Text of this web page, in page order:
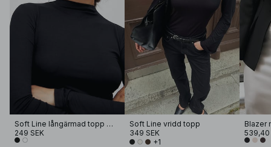
Soft Line långärmad topp med tratthals
249 SEK
Soft Line vridd topp
349 SEK
+1
Blazer
539,40